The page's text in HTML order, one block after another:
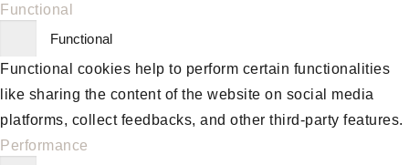
Functional
Functional
Functional cookies help to perform certain functionalities
like sharing the content of the website on social media
platforms, collect feedbacks, and other third-party features.
Performance